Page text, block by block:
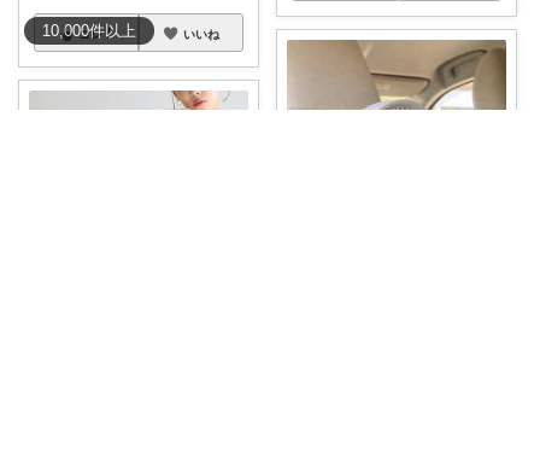
10,000件以上
コレ いいね